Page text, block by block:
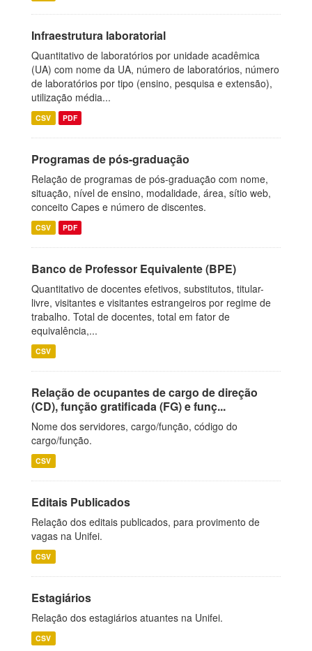
Infraestrutura laboratorial
Quantitativo de laboratórios por unidade acadêmica
(UA) com nome da UA, número de laboratórios, número
de laboratórios por tipo (ensino, pesquisa e extensão),
utilização média...
CSV PDF
Programas de pós-graduação
Relação de programas de pós-graduação com nome,
situação, nível de ensino, modalidade, área, sítio web,
conceito Capes e número de discentes.
CSV PDF
Banco de Professor Equivalente (BPE)
Quantitativo de docentes efetivos, substitutos, titular-
livre, visitantes e visitantes estrangeiros por regime de
trabalho. Total de docentes, total em fator de
equivalência,...
CSV
Relação de ocupantes de cargo de direção
(CD), função gratificada (FG) e funç...
Nome dos servidores, cargo/função, código do
cargo/função.
CSV
Editais Publicados
Relação dos editais publicados, para provimento de
vagas na Unifei.
CSV
Estagiários
Relação dos estagiários atuantes na Unifei.
CSV